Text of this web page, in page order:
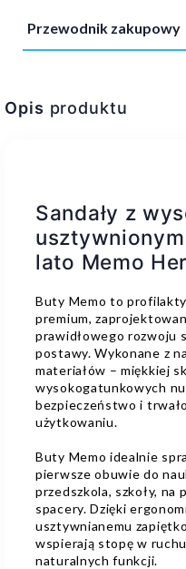
Przewodnik zakupowy
Opis produktu
Sandały z
lato Memo
Buty Memo to
premium,
prawidłowego rozwoju
postawy. Wykonane z
materiałów – miękkiej
wysokogatunkowych
bezpieczeństwo i
użytkowaniu.
Buty Memo idealnie
pierwsze obuwie do
przedszkola, szkoły,
spacery. Dzięki
usztywnianemu
wspierają stopę w
naturalnych funkcji.